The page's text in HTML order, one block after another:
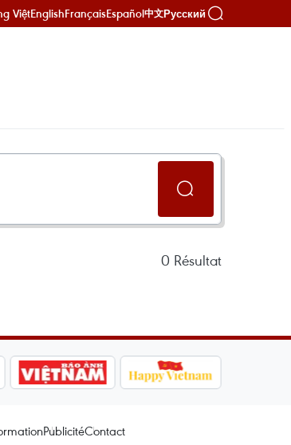
ViệtEnglishFrançaisEspañol中文Русский
0 Résultat
PublicitéContact